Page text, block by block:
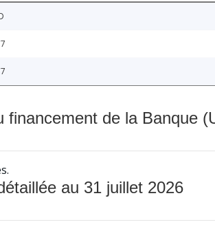
financement de la Banque
au 31 juillet 2026